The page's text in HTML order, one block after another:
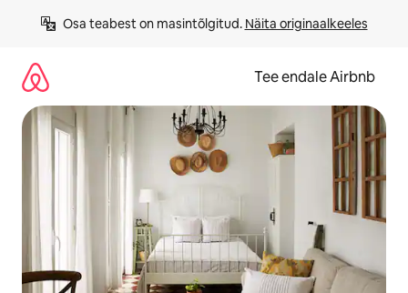
Osa teabest on masintõlgitud. Näita originaalkeeles
Tee endale Airbnb